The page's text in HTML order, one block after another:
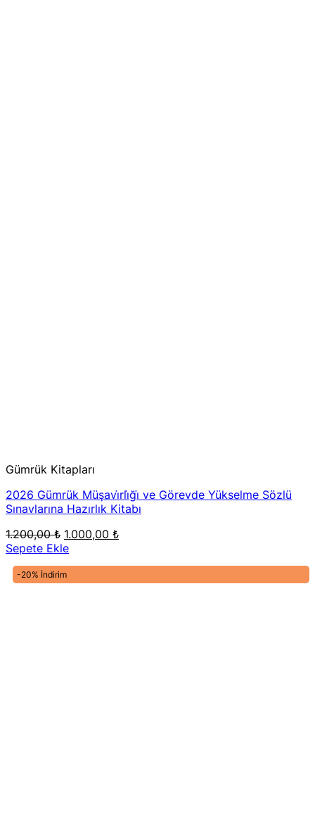
Gümrük Kitapları
2026 Gümrük Müşavi̇rli̇ği̇ ve Görevde Yükselme Sözlü
Sınavlarına Hazırlık Kitabı
1.200,00₺ Orijinal
fiyat:
1.000,00 ₺Şu
Sepete Ekle
-20% İndirim